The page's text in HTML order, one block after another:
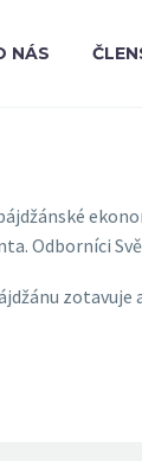
NÁS
Odborníci